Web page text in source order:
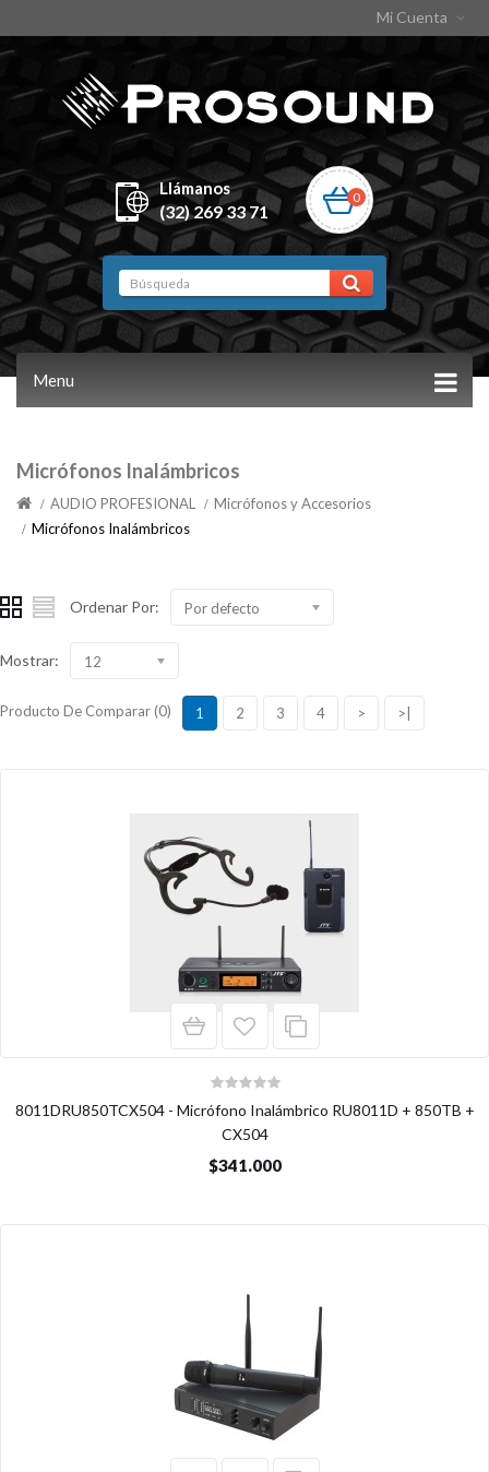
Mi Cuenta
Llámanos
(32) 269 33 71
0
Menu
Micrófonos Inalámbricos
AUDIO PROFESIONAL
Micrófonos y Accesorios
Micrófonos Inalámbricos
Ordenar Por: Por defecto
Mostrar: 12
Producto De Comparar (0) 1 2 3 4 > >|
8011DRU850TCX504 - Micrófono Inalámbrico RU8011D + 850TB +
CX504
$341.000